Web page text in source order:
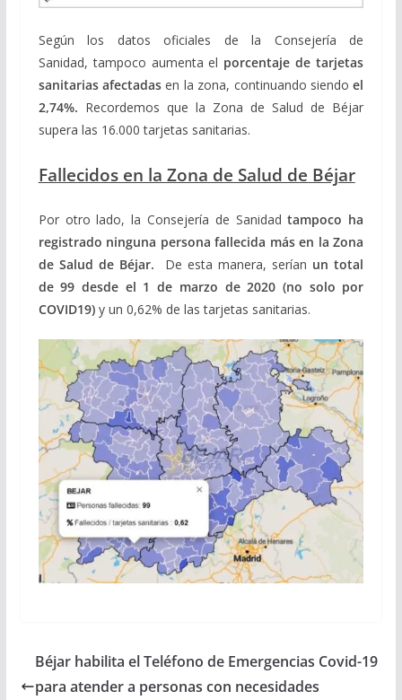
Según los datos oficiales de la Consejería de
Sanidad, tampoco aumenta el porcentaje de tarjetas
sanitarias afectadasen la zona, continuando siendoel
2,74%. Recordemos que la Zona de Salud de Béjar
supera las 16.000 tarjetas sanitarias.
Fallecidos en la Zona de Salud de Béjar
Por otro lado, la Consejería de Sanidadtampoco ha
registrado ninguna persona fallecida más en la Zona
de Salud de Béjar. De esta manera, serían un total
de 99 desde el 1 de marzo de 2020 (no solo por
COVID19) y un 0,62% de las tarjetas sanitarias.
Béjar habilita el Teléfono de Emergencias Covid-19
para atender a personas con necesidades